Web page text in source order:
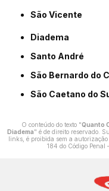
São Vicente
Diadema
Santo André
São Bernardo do
São Caetano do
O conteúdo do texto "Quanto
Diadema" é de direito reservado.
links, é proibida sem a
184 do Código Penal